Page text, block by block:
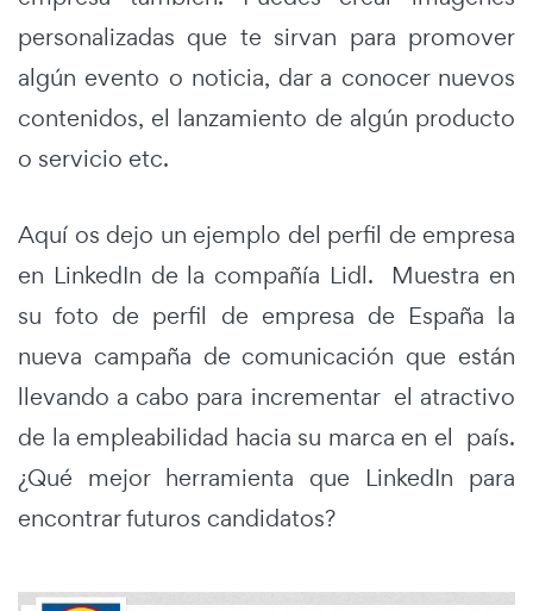
personalizadas que te sirvan para promover
algún evento o noticia, dar a conocer nuevos
contenidos, el lanzamiento de algún producto
o servicio etc.
Aquí os dejo un ejemplo del perfil de empresa
en LinkedIn de la compañía Lidl. Muestra en
su foto de perfil de empresa de España la
nueva campaña de comunicación que están
llevando a cabo para incrementar el atractivo
de la empleabilidad hacia su marca en el país.
¿Qué mejor herramienta que LinkedIn para
encontrar futuros candidatos?